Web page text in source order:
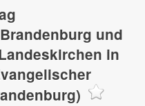
und
in